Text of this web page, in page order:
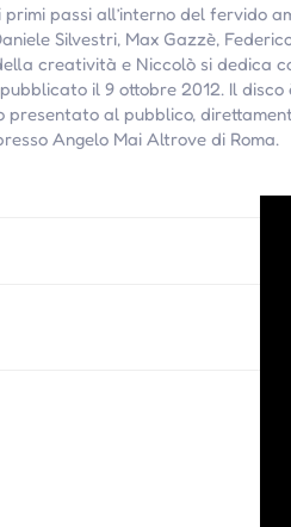
primi passi all’interno del fervido
Silvestri, Max Gazzè,
creatività e Niccolò si dedica
il 9 ottobre 2012. Il
al pubblico,
Angelo Mai Altrove di Roma.